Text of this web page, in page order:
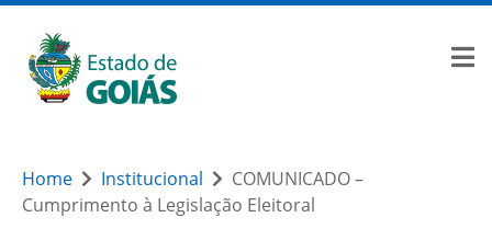
Home Institucional
COMUNICADO –
Cumprimento à Legislação Eleitoral